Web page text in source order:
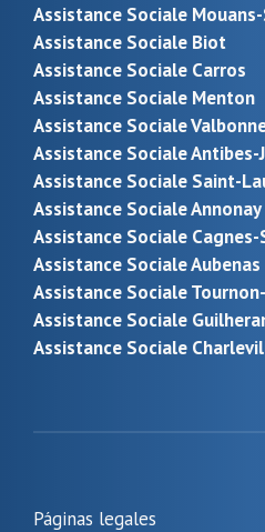
Assistance Sociale
Assistance Sociale Biot
Assistance Sociale Carros
Assistance Sociale Menton
Assistance Sociale
Assistance Sociale Antibes-
Assistance Sociale Saint-
Assistance Sociale Annonay
Assistance Sociale Cagnes-
Assistance Sociale Aubenas
Assistance Sociale
Assistance Sociale
Assistance Sociale
Páginas legales